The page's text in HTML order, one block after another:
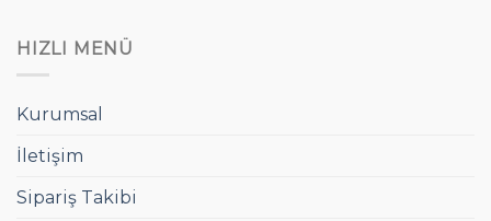
HIZLI MENÜ
Kurumsal
İletişim
Sipariş Takibi